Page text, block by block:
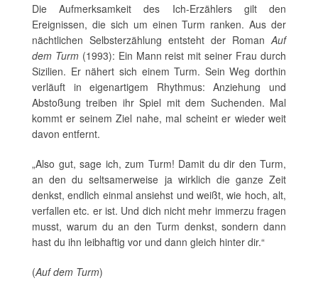
Die Aufmerksamkeit des Ich-Erzählers gilt den
Ereignissen, die sich um einen Turm ranken. Aus der
nächtlichen Selbsterzählung entsteht der Roman Auf
dem Turm (1993): Ein Mann reist mit seiner Frau durch
Sizilien. Er nähert sich einem Turm. Sein Weg dorthin
verläuft in eigenartigem Rhythmus: Anziehung und
Abstoßung treiben ihr Spiel mit dem Suchenden. Mal
kommt er seinem Ziel nahe, mal scheint er wieder weit
davon entfernt.
„Also gut, sage ich, zum Turm! Damit du dir den Turm,
an den du seltsamerweise ja wirklich die ganze Zeit
denkst, endlich einmal ansiehst und weißt, wie hoch, alt,
verfallen etc. er ist. Und dich nicht mehr immerzu fragen
musst, warum du an den Turm denkst, sondern dann
hast du ihn leibhaftig vor und dann gleich hinter dir.“
(Auf dem Turm)